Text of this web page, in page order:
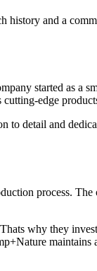
and a
started as a
edge
to detail and
process.
why they
maintains